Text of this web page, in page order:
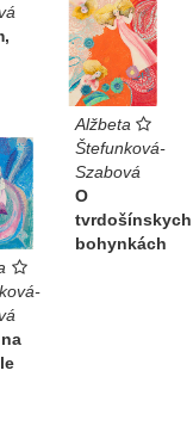
Alžbeta
Štefunková-
Szabová
O
tvrdošínskych
bohynkách